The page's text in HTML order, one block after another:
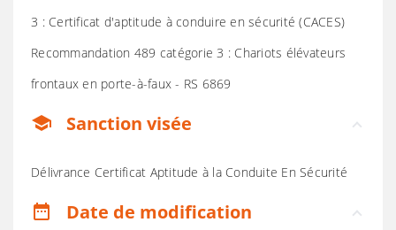
3 : Certificat d'aptitude à conduire en sécurité (CACES)
Recommandation 489 catégorie 3 : Chariots élévateurs
frontaux en porte-à-faux - RS 6869
school Sanction visée
Délivrance Certificat Aptitude à la Conduite En Sécurité
date_range Date de modification